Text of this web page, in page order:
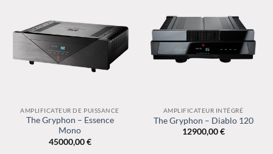
AMPLIFICATEUR DE PUISSANCE
The Gryphon – Essence
Mono
45000,00€
AMPLIFICATEUR INTÉGRÉ
The Gryphon – Diablo 120
12900,00€